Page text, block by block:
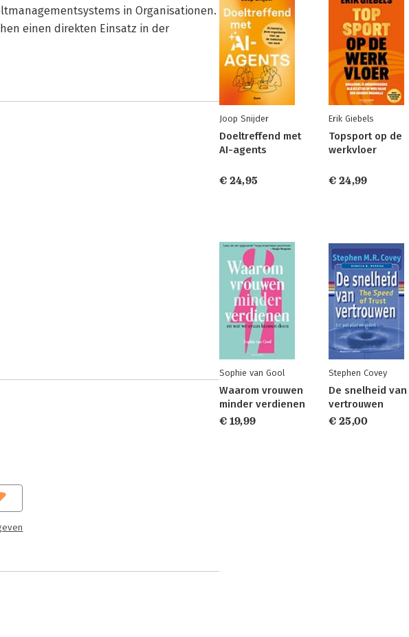
in Organisationen.
einen direkten Einsatz in der
Joop Snijder
Doeltreffend met
AI-agents
€ 24,95
Erik Giebels
Topsport op de
werkvloer
€ 24,99
Sophie van Gool
Waarom vrouwen
minder verdienen
€ 19,99
Stephen Covey
De snelheid van
vertrouwen
€ 25,00